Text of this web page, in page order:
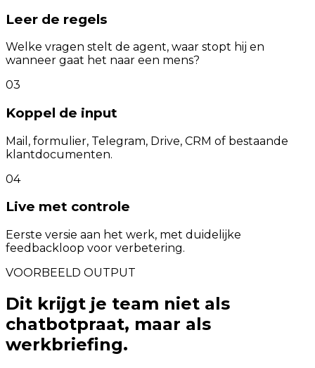
Leer de regels
Welke vragen stelt de agent, waar stopt hij en
wanneer gaat het naar een mens?
03
Koppel de input
Mail, formulier, Telegram, Drive, CRM of bestaande
klantdocumenten.
04
Live met controle
Eerste versie aan het werk, met duidelijke
feedbackloop voor verbetering.
VOORBEELD OUTPUT
Dit krijgt je team niet als
chatbotpraat, maar als
werkbriefing.